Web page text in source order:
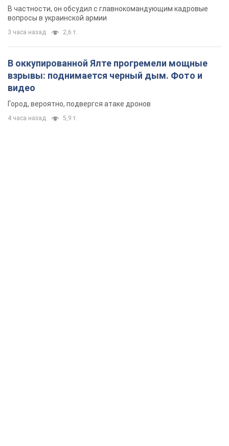
новых мерах
В частности, он обсудил с главнокомандующим кадровые
вопросы в украинской армии
3 часа назад 2,6 т.
В оккупированной Ялте прогремели мощные
взрывы: поднимается черный дым. Фото и
видео
Город, вероятно, подвергся атаке дронов
4 часа назад 5,9 т.